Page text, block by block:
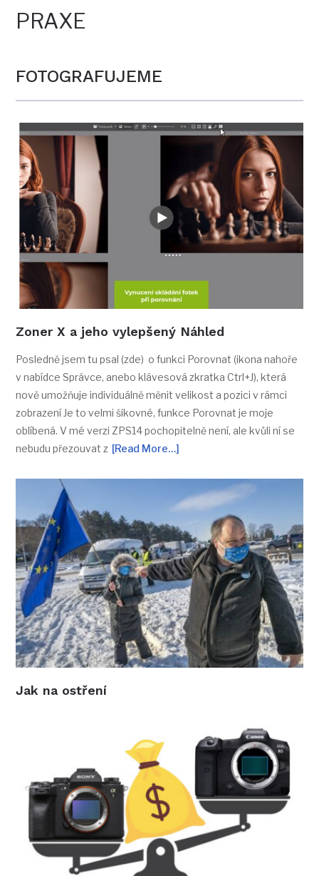
PRAXE
FOTOGRAFUJEME
Zoner X a jeho vylepšený Náhled
Posledně jsem tu psal (zde) o funkci Porovnat (ikona nahoře
v nabídce Správce, anebo klávesová zkratka Ctrl+J), která
nově umožňuje individuálně měnit velikost a pozici v rámci
zobrazení Je to velmi šikovné, funkce Porovnat je moje
oblíbená. V mé verzi ZPS14 pochopitelně není, ale kvůli ní se
nebudu přezouvat z [Read More…]
Jak na ostření